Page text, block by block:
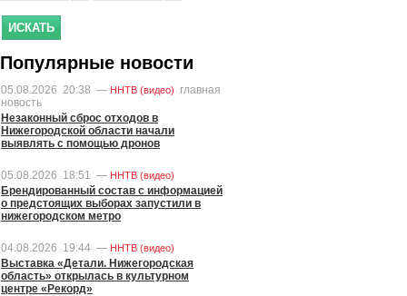
Популярные новости
05.08.2026 20:38 — ННТВ (видео)
главная
новость
Незаконный сброс отходов в
Нижегородской области начали
выявлять с помощью дронов
05.08.2026 18:51 — ННТВ (видео)
Брендированный состав с информацией
о предстоящих выборах запустили в
нижегородском метро
04.08.2026 19:44 — ННТВ (видео)
Выставка «Детали. Нижегородская
область» открылась в культурном
центре «Рекорд»